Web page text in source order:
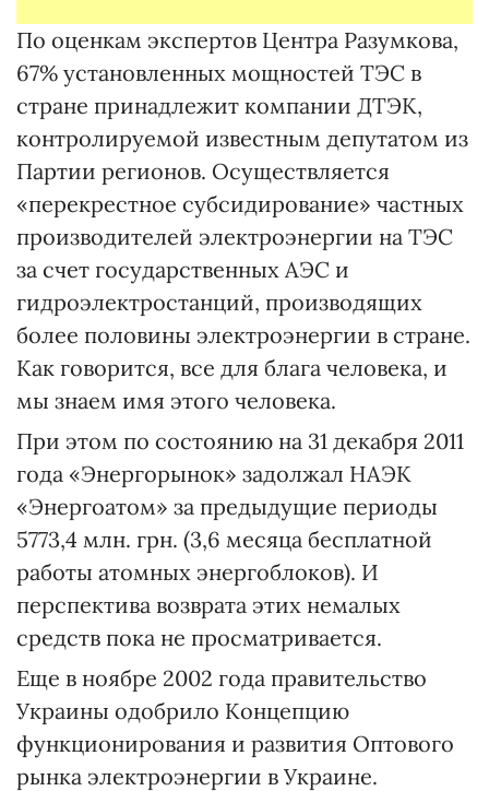
По оценкам экспертов Центра Разумкова,
67% установленных мощностей ТЭС в
стране принадлежит компании ДТЭК,
контролируемой известным депутатом из
Партии регионов. Осуществляется
«перекрестное субсидирование» частных
производителей электроэнергии на ТЭС
за счет государственных АЭС и
гидроэлектростанций, производящих
более половины электроэнергии в стране.
Как говорится, все для блага человека, и
мы знаем имя этого человека.
При этом по состоянию на 31 декабря 2011
года «Энергорынок» задолжал НАЭК
«Энергоатом» за предыдущие периоды
5773,4 млн. грн. (3,6 месяца бесплатной
работы атомных энергоблоков). И
перспектива возврата этих немалых
средств пока не просматривается.
Еще в ноябре 2002 года правительство
Украины одобрило Концепцию
функционирования и развития Оптового
рынка электроэнергии в Украине.